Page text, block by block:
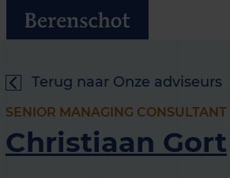
Terug naar Onze adviseurs
SENIOR MANAGING CONSULTANT
Christiaan Gort